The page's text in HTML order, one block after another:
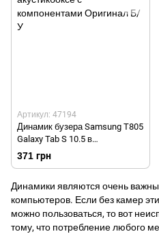
Артикул: 47194
Динамик бузера Samsung T805
Galaxy Tab S 10.5 в
акустикбоксе с компонентами
Оригинал Б/У
371 грн
Динамики являются очень
компьютеров. Если без камер
можно пользоваться, то вот
тому, что потребление любого